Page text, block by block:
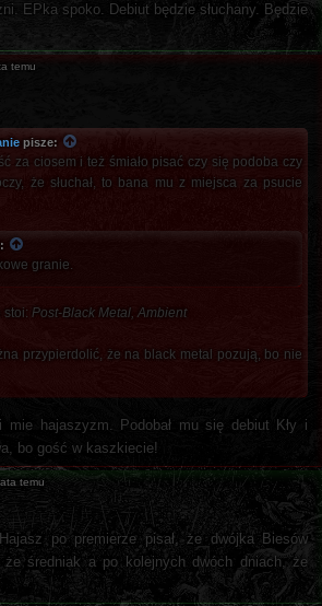
EPka spoko. Debiut będzie słuchany. Będzie
temu
pisze:
za ciosem i też śmiało pisać czy się podoba czy
że słuchał, to bana mu z miejsca za psucie
granie.
stoi: Post-Black Metal, Ambient
przypierdolić, że na black metal pozują, bo nie
mie hajaszyzm. Podobał mu się debiut Kły i
bo gość w kaszkiecie!
temu
po premierze pisał, że dwójka Biesów
że średniak a po kolejnych dwóch dniach, że